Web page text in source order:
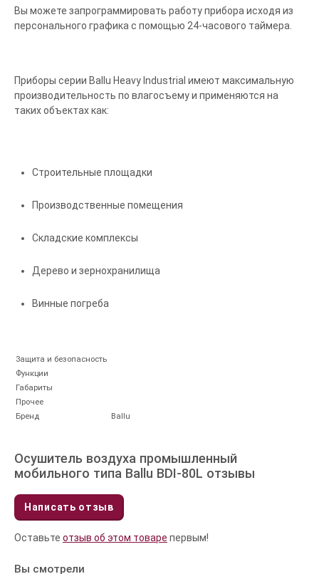
Вы можете запрограммировать работу прибора исходя из
персонального графика с помощью 24-часового таймера.
Приборы серии Ballu Heavy Industrial имеют максимальную
производительность по влагосъему и применяются на
таких объектах как:
Строительные площадки
Производственные помещения
Складские комплексы
Дерево и зернохранилища
Винные погреба
Защита и безопасность
Функции
Габариты
Прочее
Бренд
Ballu
Осушитель воздуха промышленный
мобильного типа Ballu BDI-80L отзывы
Написать отзыв
Оставьте отзыв об этом товаре первым!
Вы смотрели